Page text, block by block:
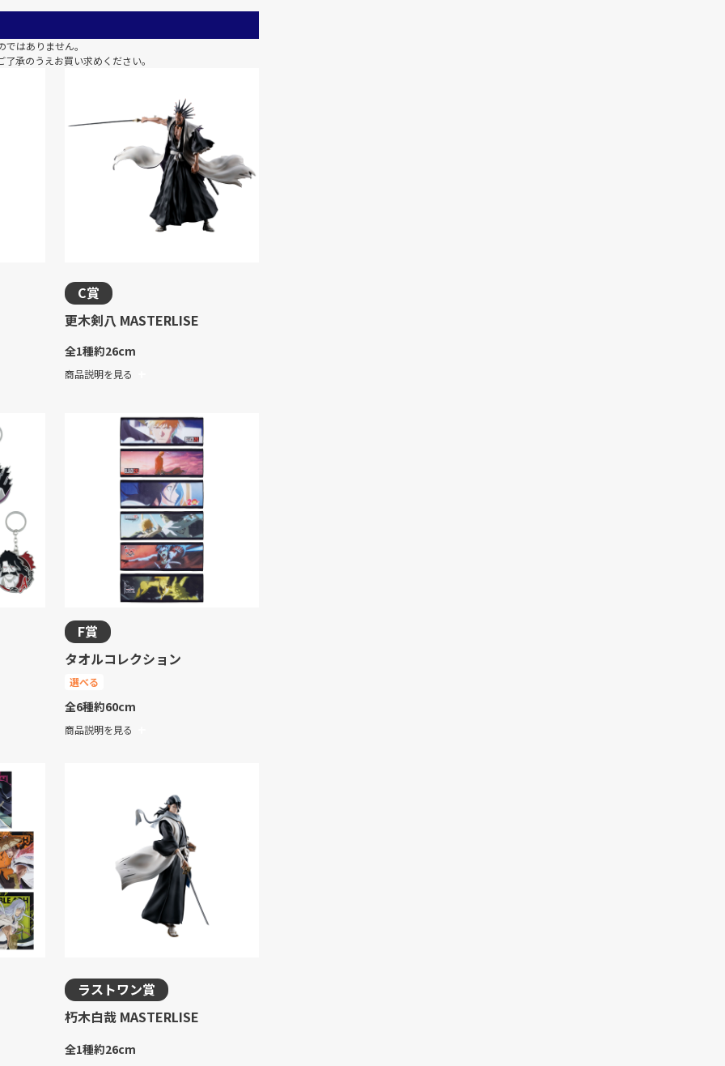
はありません。
承のうえお買い求めください。
C賞
更木剣八 MASTERLISE
全1種約26cm
商品説明を見る
F賞
タオルコレクション
選べる
全6種約60cm
商品説明を見る
ラストワン賞
朽木白哉 MASTERLISE
全1種約26cm